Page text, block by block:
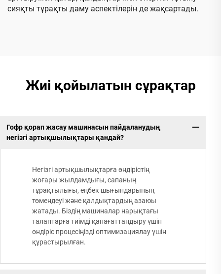
сияқты тұрақты даму аспектілерін де жақсартады.
Жиі қойылатын сұрақтар
Гофр қорап жасау машинасын пайдаланудың
негізгі артықшылықтары қандай?
Негізгі артықшылықтарға өндірістің
жоғары жылдамдығы, сапаның
тұрақтылығы, еңбек шығындарының
төмендеуі және қалдықтардың азаюы
жатады. Біздің машиналар нарықтағы
талаптарға тиімді қанағаттандыру үшін
өндіріс процесіңізді оптимизациялау үшін
құрастырылған.